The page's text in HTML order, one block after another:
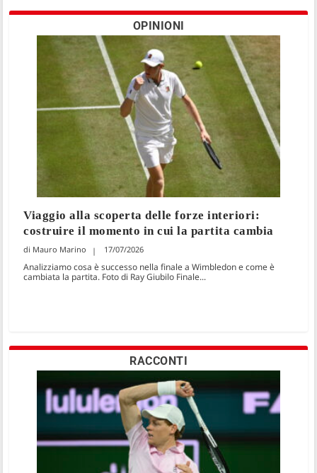
OPINIONI
Viaggio alla scoperta delle forze interiori:
costruire il momento in cui la partita cambia
Mauro Marino 17/07/2026
Analizziamo cosa è successo nella finale a Wimbledon e come è
cambiata la partita. Foto di Ray Giubilo Finale...
RACCONTI